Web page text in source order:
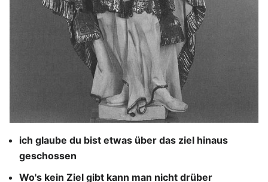
ich glaube du bist etwas über das ziel hinaus
geschossen
Wo's kein Ziel gibt kann man nicht drüber